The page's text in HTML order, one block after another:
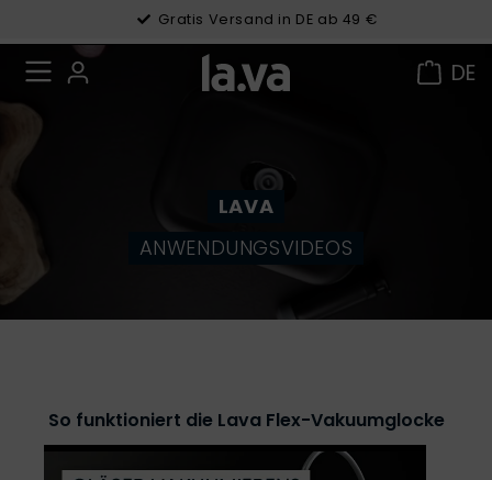
Gratis Versand in DE ab 49 €
DE
LAVA
ANWENDUNGSVIDEOS
So funktioniert die Lava Flex-Vakuumglocke